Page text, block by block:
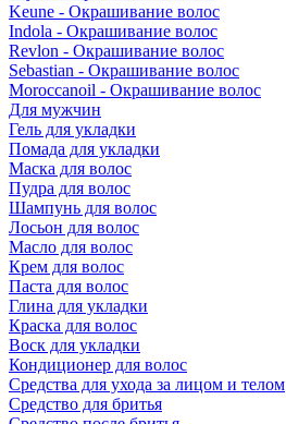
Keune - Окрашивание волос
Indola - Окрашивание волос
Revlon - Окрашивание волос
Sebastian - Окрашивание волос
Moroccanoil - Окрашивание волос
Для мужчин
Гель для укладки
Помада для укладки
Маска для волос
Пудра для волос
Шампунь для волос
Лосьон для волос
Масло для волос
Крем для волос
Паста для волос
Глина для укладки
Краска для волос
Воск для укладки
Кондиционер для волос
Средства для ухода за лицом и телом
Средство для бритья